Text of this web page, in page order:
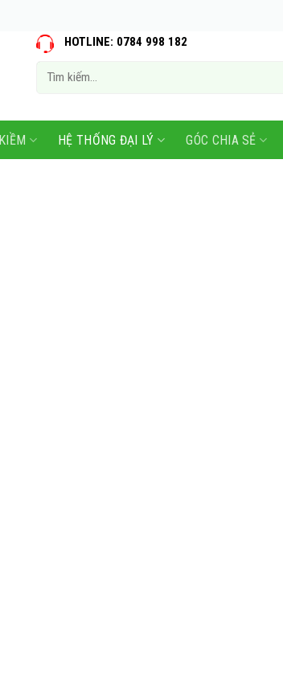
HOTLINE: 0784 998 182
Tìm
HỆ THỐNG ĐẠI LÝ GÓC CHIA SẺ